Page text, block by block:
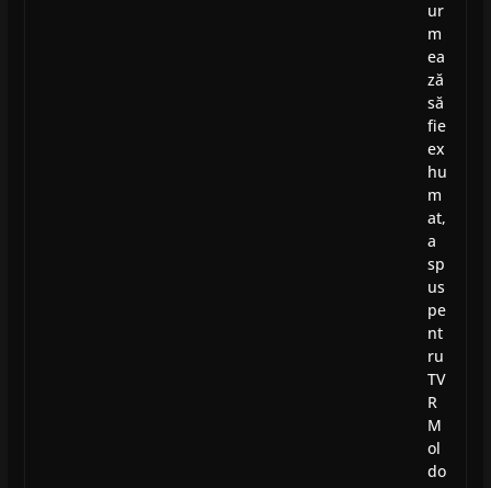
ur
m
ea
ză
să
fie
ex
hu
m
at,
a
sp
us
pe
nt
ru
TV
R
M
ol
do